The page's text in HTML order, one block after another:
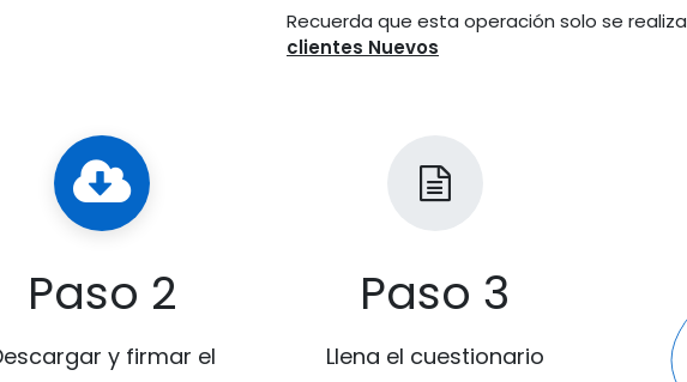
Recuerda que esta operación solo se realiza
clientes Nuevos
Paso 2
y firmar el
Paso 3
Llena el cuestionario